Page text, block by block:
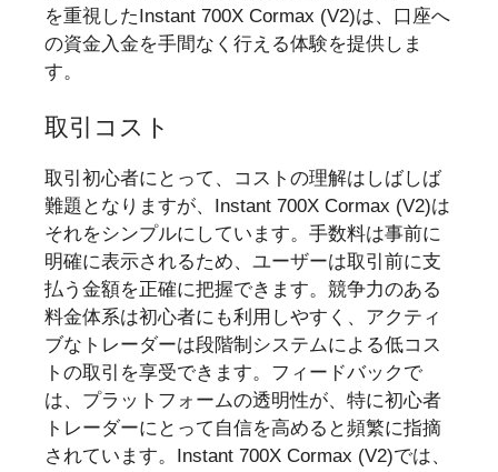
を重視したInstant 700X Cormax (V2)は、口座へ
の資金入金を手間なく行える体験を提供しま
す。
取引コスト
取引初心者にとって、コストの理解はしばしば
難題となりますが、Instant 700X Cormax (V2)は
それをシンプルにしています。手数料は事前に
明確に表示されるため、ユーザーは取引前に支
払う金額を正確に把握できます。競争力のある
料金体系は初心者にも利用しやすく、アクティ
ブなトレーダーは段階制システムによる低コス
トの取引を享受できます。フィードバックで
は、プラットフォームの透明性が、特に初心者
トレーダーにとって自信を高めると頻繁に指摘
されています。Instant 700X Cormax (V2)では、